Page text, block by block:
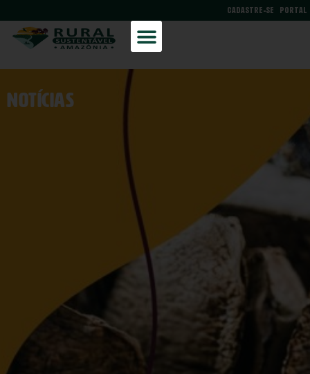
PORTAL
CADASTRE-SE
NOtícias